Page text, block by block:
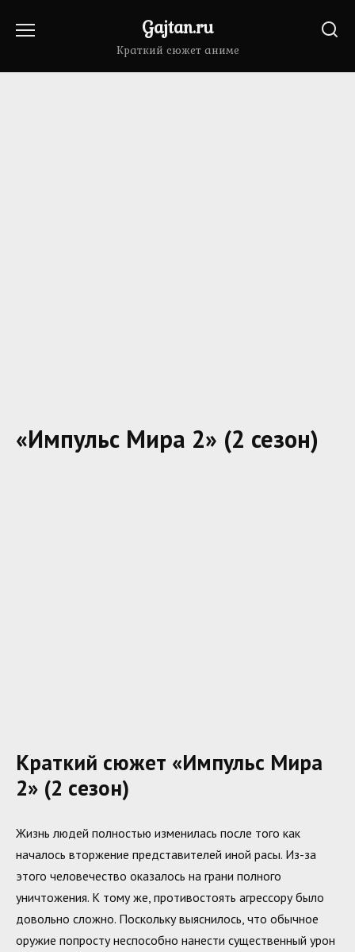
Gajtan.ru
Краткий сюжет аниме
«Импульс Мира 2» (2 сезон)
Краткий сюжет «Импульс Мира
2» (2 сезон)
Жизнь людей полностью изменилась после того как
началось вторжение представителей иной расы. Из-за
этого человечество оказалось на грани полного
уничтожения. К тому же, противостоять агрессору было
довольно сложно. Поскольку выяснилось, что обычное
оружие попросту неспособно нанести существенный урон